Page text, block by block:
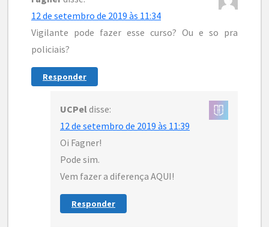
12 de setembro de 2019 às 11:34
Vigilante pode fazer esse curso? Ou e so pra
policiais?
Responder
UCPel disse:
12 de setembro de 2019 às 11:39
Oi Fagner!
Pode sim.
Vem fazer a diferença AQUI!
Responder